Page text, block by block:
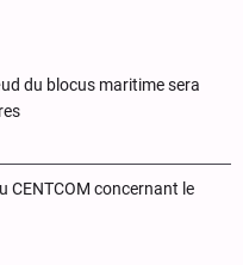
du blocus maritime sera
CENTCOM concernant le